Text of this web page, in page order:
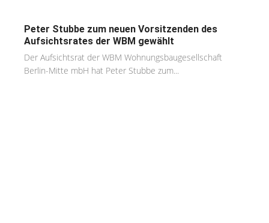
Peter Stubbe zum neuen Vorsitzenden des
Aufsichtsrates der WBM gewählt
Der Aufsichtsrat der WBM Wohnungsbaugesellschaft
Berlin-Mitte mbH hat Peter Stubbe zum...